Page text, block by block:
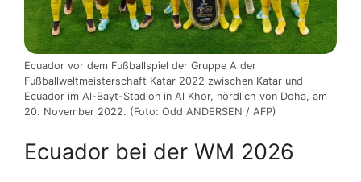
Ecuador vor dem Fußballspiel der Gruppe A der
Fußballweltmeisterschaft Katar 2022 zwischen Katar und
Ecuador im Al-Bayt-Stadion in Al Khor, nördlich von Doha, am
20. November 2022. (Foto: Odd ANDERSEN / AFP)
Ecuador bei der WM 2026